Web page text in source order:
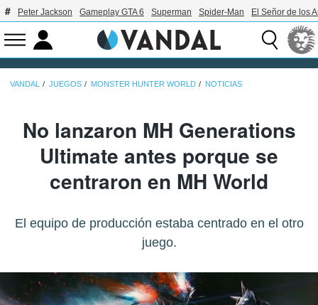
Peter Jackson Gameplay GTA 6 Superman Spider-Man El Señor de los
VANDAL JUEGOS MONSTER HUNTER WORLD NOTICIAS
No lanzaron MH Generations
Ultimate antes porque se
centraron en MH World
El equipo de producción estaba centrado en el otro
juego.